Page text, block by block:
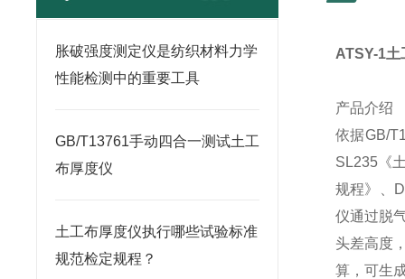
胀破强度测定仪是纺织材料力学
性能检测中的重要工具
GB/T13761手动四合一测试土工
布厚度仪
土工布厚度仪执行哪些试验标准
规范检定规程？
ATSY-1土
产品介绍
依据GB/
SL235 《
规程》、
仪通过脱
头差高度
算，可生